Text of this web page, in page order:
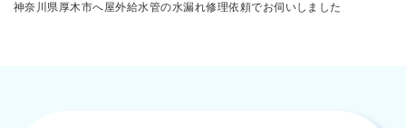
神奈川県厚木市へ屋外給水管の水漏れ修理依頼でお伺いしました